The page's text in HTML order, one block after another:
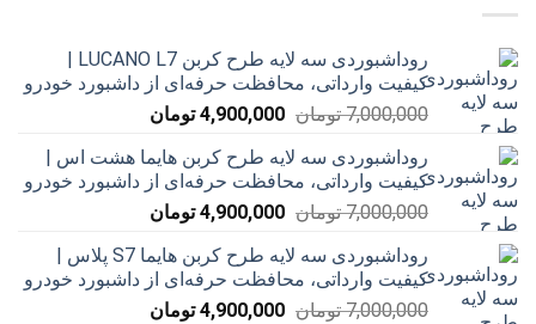
کیفیت وارداتی، محافظت حرفه‌ای از داشبورد خودرو
7,000,000 تومان قیمت
7,000,000 تومان
بود.
4,900,000 تومانقیمت
4,900,000 تومان
است.
روداشبوردی سه‌ لایه طرح کربن هایما هشت اس |
کیفیت وارداتی، محافظت حرفه‌ای از داشبورد خودرو
7,000,000 تومان قیمت
7,000,000 تومان
بود.
4,900,000 تومانقیمت
4,900,000 تومان
است.
روداشبوردی سه‌ لایه طرح کربن هایما S7 پلاس |
کیفیت وارداتی، محافظت حرفه‌ای از داشبورد خودرو
7,000,000 تومان قیمت
4,900,000 تومانقیمت